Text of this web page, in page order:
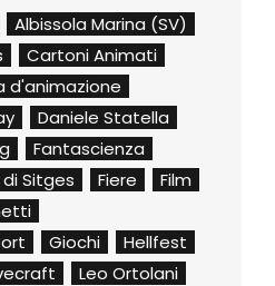
Albissola Marina (SV)
Cartoni Animati
d'animazione
Daniele Statella
Fantascienza
Sitges Fiere
Film
Giochi
Hellfest
Leo Ortolani